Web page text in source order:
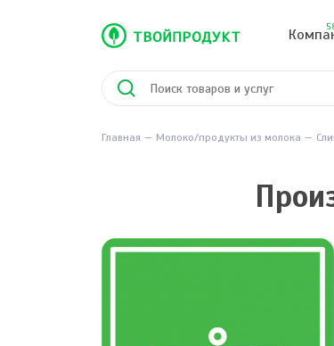
Главная Молоко/продукты из молока